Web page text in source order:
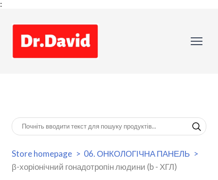
:
Store homepage
06. ОНКОЛОГІЧНА ПАНЕЛЬ
β-хоріонічний гонадотропін людини (b - ХГЛ)